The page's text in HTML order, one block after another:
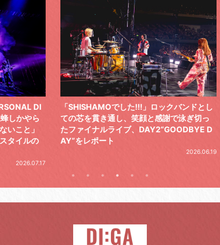
DI
ら
」
の
「SHISHAMOでした!!!」ロックバンドとし
ての芯を貫き通し、笑顔と感謝で泳ぎ切っ
たファイナルライブ、DAY2“GOODBYE D
AY”をレポート
2026.06.19
気
レ